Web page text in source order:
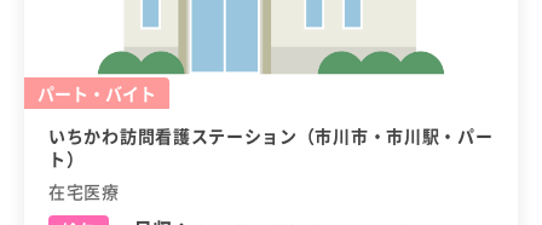
パート・バイト
いちかわ訪問看護ステーション（市川市・市川駅・パー
ト）
在宅医療